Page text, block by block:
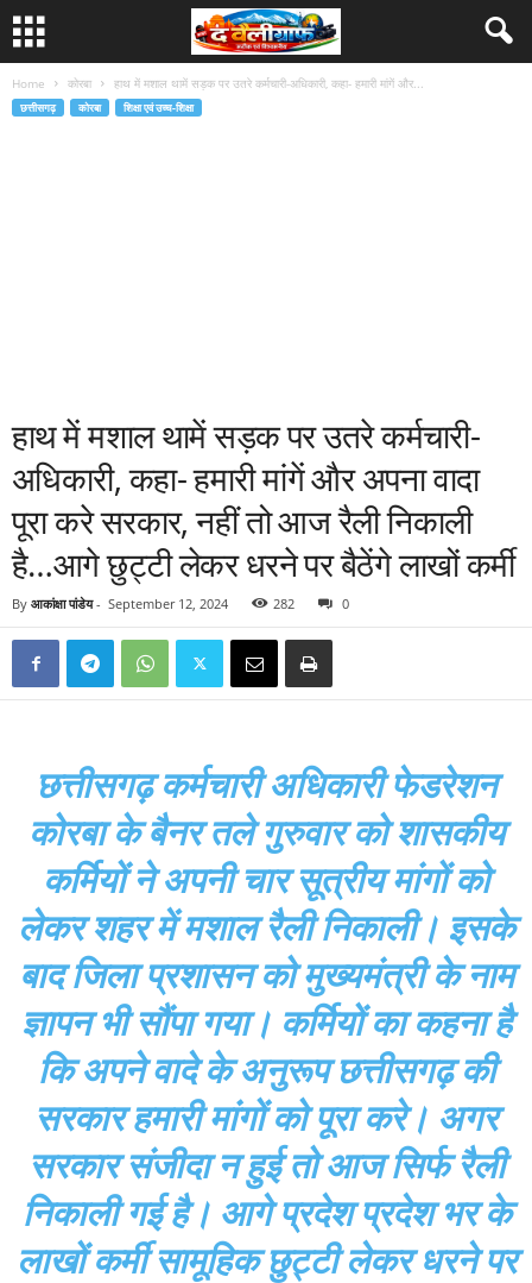
Home कोरबा हाथ में मशाल थामें सड़क पर उतरे कर्मचारी-अधिकारी, कहा- हमारी मांगें और...
छत्तीसगढ़ कोरबा शिक्षा एवं उच्च-शिक्षा
हाथ में मशाल थामें सड़क पर उतरे कर्मचारी-
अधिकारी, कहा- हमारी मांगें और अपना वादा
पूरा करे सरकार, नहीं तो आज रैली निकाली
है…आगे छुट्टी लेकर धरने पर बैठेंगे लाखों कर्मी
By आकांक्षा पांडेय- September 12, 2024 282 0
छत्तीसगढ़ कर्मचारी अधिकारी फेडरेशन
कोरबा के बैनर तले गुरुवार को शासकीय
कर्मियों ने अपनी चार सूत्रीय मांगों को
लेकर शहर में मशाल रैली निकाली। इसके
बाद जिला प्रशासन को मुख्यमंत्री के नाम
ज्ञापन भी सौंपा गया। कर्मियों का कहना है
कि अपने वादे के अनुरूप छत्तीसगढ़ की
सरकार हमारी मांगों को पूरा करे। अगर
सरकार संजीदा न हुई तो आज सिर्फ रैली
निकाली गई है। आगे प्रदेश प्रदेश भर के
लाखों कर्मी सामूहिक छुट्टी लेकर धरने पर